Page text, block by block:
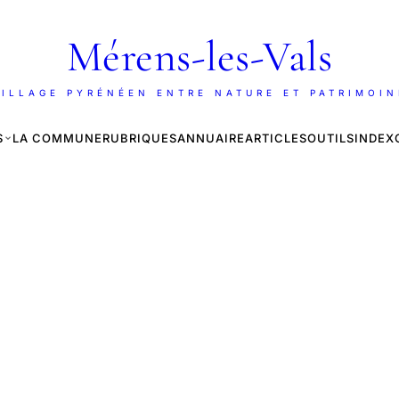
Mérens-les-Vals
PYRÉNÉEN ENTRE NATURE ET
LA COMMUNERUBRIQUESANNUAIREARTICLESOUTILSINDEX